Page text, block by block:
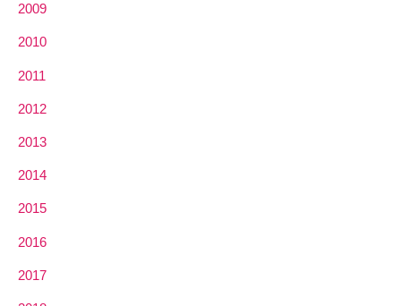
2009
2010
2011
2012
2013
2014
2015
2016
2017